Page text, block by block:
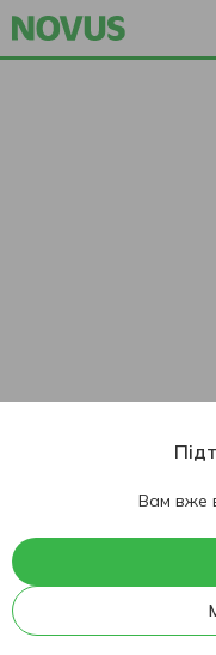
На
Вам вже